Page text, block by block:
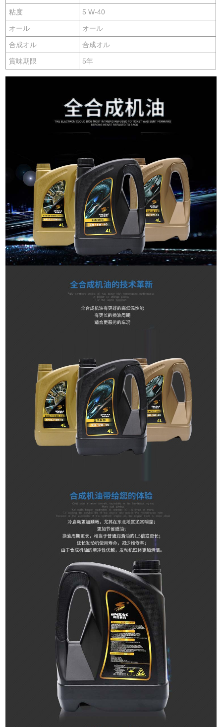
粘度 5 W-40
オール オール
合成オル 合成オル
賞味期限 5年